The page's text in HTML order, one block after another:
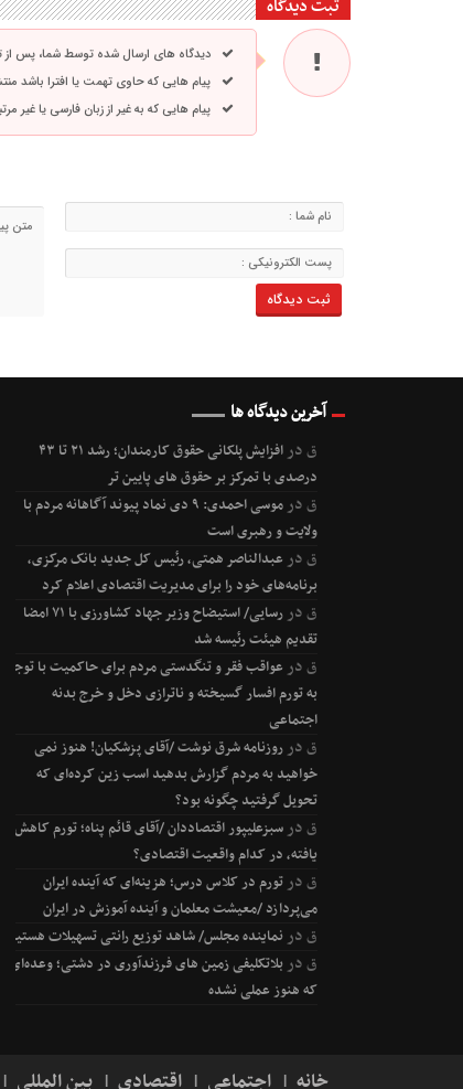
ثبت دیدگاه
دیدگاه های ارسال شده توسط شما، پس
پیام هایی که حاوی تهمت یا افترا باشد
پیام هایی که به غیر از زبان فارسی یا غیر
آخرین دیدگاه ها
قدر
افزایش پلکانی حقوق کارمندان؛ رشد ۲۱ تا ۴۳
درصدی با تمرکز بر حقوق های پایین تر
قدر
موسی احمدی: ۹ دی نماد پیوند آگاهانه مردم با
ولایت و رهبری است
قدر عبدالناصر همتی، رئیس کل جدید بانک مرکزی،
برنامه‌های خود را برای مدیریت اقتصادی اعلام کرد
قدر
رسایی/ استیضاح وزیر جهاد کشاورزی با ۷۱ امضا
تقدیم هیئت رئیسه شد
قدر عواقب فقر و تنگدستی مردم برای حاکمیت با توجه
به تورم افسار گسیخته و ناترازی دخل و خرج بدنه
اجتماعی
قدرروزنامه شرق نوشت /آقای پزشکیان! هنوز نمی
خواهید به مردم گزارش بدهید اسب زین کرده‌ای که
تحویل گرفتید چگونه بود؟
قدرسبزعلیپور اقتصاددان /آقای قائم پناه؛ تورم کاهش
یافته، در کدام واقعیت اقتصادی؟
قدرتورم در کلاس درس؛ هزینه‌ای که آینده ایران
می‌پردازد /معیشت معلمان و آینده آموزش در ایران
قدرنماینده مجلس/ شاهد توزیع رانتی تسهیلات هستیم
قدربلاتکلیفی زمین های فرزندآوری در دشتی؛ وعده‌ای
که هنوز عملی نشده
خانه اجتماعی اقتصادی بین المللی